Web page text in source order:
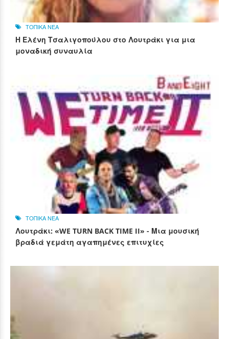
ΤΟΠΙΚΑ ΝΕΑ
Η Ελένη Τσαλιγοπούλου στο Λουτράκι για μια
μοναδική συναυλία
ΤΟΠΙΚΑ ΝΕΑ
Λουτράκι: «WE TURN BACK TIME II» - Μια μουσική
βραδιά γεμάτη αγαπημένες επιτυχίες